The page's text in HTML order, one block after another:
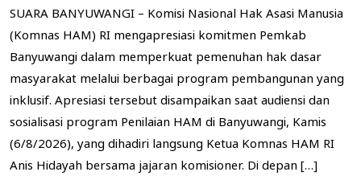
SUARA BANYUWANGI – Komisi Nasional Hak Asasi Manusia
(Komnas HAM) RI mengapresiasi komitmen Pemkab
Banyuwangi dalam memperkuat pemenuhan hak dasar
masyarakat melalui berbagai program pembangunan yang
inklusif. Apresiasi tersebut disampaikan saat audiensi dan
sosialisasi program Penilaian HAM di Banyuwangi, Kamis
(6/8/2026), yang dihadiri langsung Ketua Komnas HAM RI
Anis Hidayah bersama jajaran komisioner. Di depan […]